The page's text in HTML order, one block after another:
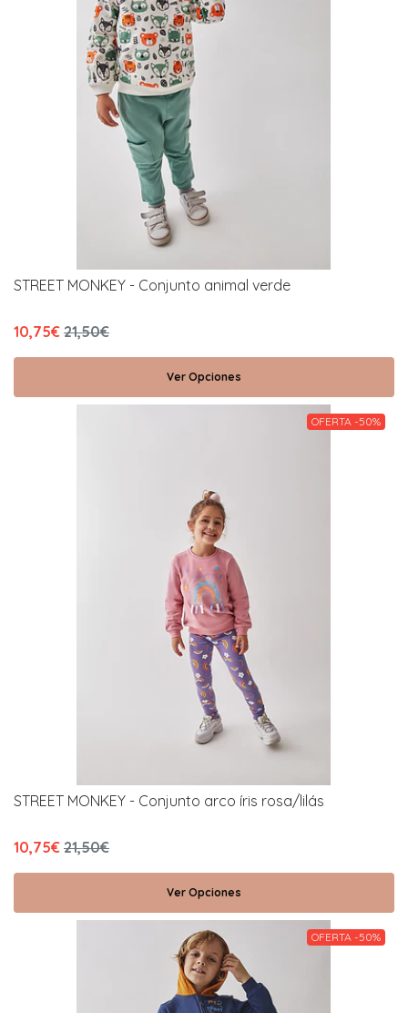
STREET MONKEY - Conjunto animal verde
10,75€ 21,50€
Ver Opciones
OFERTA -50%
STREET MONKEY - Conjunto arco íris rosa/lilás
10,75€ 21,50€
Ver Opciones
OFERTA -50%